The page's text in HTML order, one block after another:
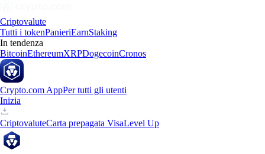
Criptovalute
Tutti i tokenPanieriEarnStaking
In tendenza
BitcoinEthereumXRPDogecoinCronos
Crypto.com AppPer tutti gli utenti
Inizia
CriptovaluteCarta prepagata VisaLevel Up